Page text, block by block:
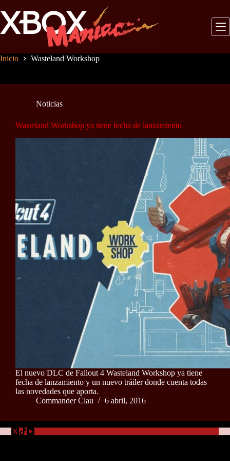
al
contenido
Inicio Wasteland Workshop
Noticias
Wasteland Workshop ya tiene fecha de lanzamiento
El nuevo DLC de Fallout 4 Wasteland Workshop ya tiene
fecha de lanzamiento y un nuevo tráiler donde cuenta todas
las novedades que aporta.
Commander Clau
6 abril, 2016